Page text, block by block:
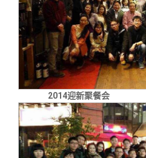
2014迎新聚餐会